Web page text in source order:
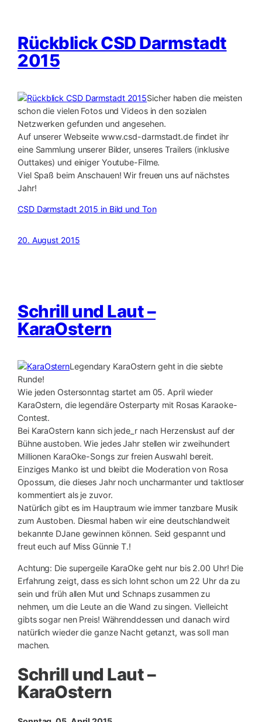
Rückblick CSD Darmstadt
2015
Sicher haben die meisten
schon die vielen Fotos und Videos in den sozialen
Netzwerken gefunden und angesehen.
Auf unserer Webseite www.csd-darmstadt.de findet ihr
eine Sammlung unserer Bilder, unseres Trailers (inklusive
Outtakes) und einiger Youtube-Filme.
Viel Spaß beim Anschauen! Wir freuen uns auf nächstes
Jahr!
CSD Darmstadt 2015 in Bild und Ton
20. August 2015
Schrill und Laut –
KaraOstern
Legendary KaraOstern geht in die siebte
Runde!
Wie jeden Ostersonntag startet am 05. April wieder
KaraOstern, die legendäre Osterparty mit Rosas Karaoke-
Contest.
Bei KaraOstern kann sich jede_r nach Herzenslust auf der
Bühne austoben. Wie jedes Jahr stellen wir zweihundert
Millionen KaraOke-Songs zur freien Auswahl bereit.
Einziges Manko ist und bleibt die Moderation von Rosa
Opossum, die dieses Jahr noch uncharmanter und taktloser
kommentiert als je zuvor.
Natürlich gibt es im Hauptraum wie immer tanzbare Musik
zum Austoben. Diesmal haben wir eine deutschlandweit
bekannte DJane gewinnen können. Seid gespannt und
freut euch auf Miss Günnie T.!
Achtung: Die supergeile KaraOke geht nur bis 2.00 Uhr! Die
Erfahrung zeigt, dass es sich lohnt schon um 22 Uhr da zu
sein und früh allen Mut und Schnaps zusammen zu
nehmen, um die Leute an die Wand zu singen. Vielleicht
gibts sogar nen Preis! Währenddessen und danach wird
natürlich wieder die ganze Nacht getanzt, was soll man
machen.
Schrill und Laut –
KaraOstern